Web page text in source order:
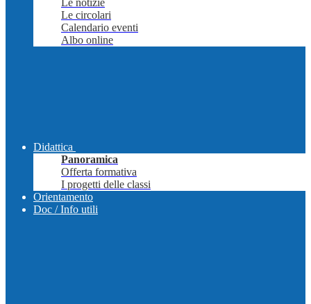
Le notizie
Le circolari
Calendario eventi
Albo online
Didattica
Panoramica
Offerta formativa
I progetti delle classi
Orientamento
Doc / Info utili